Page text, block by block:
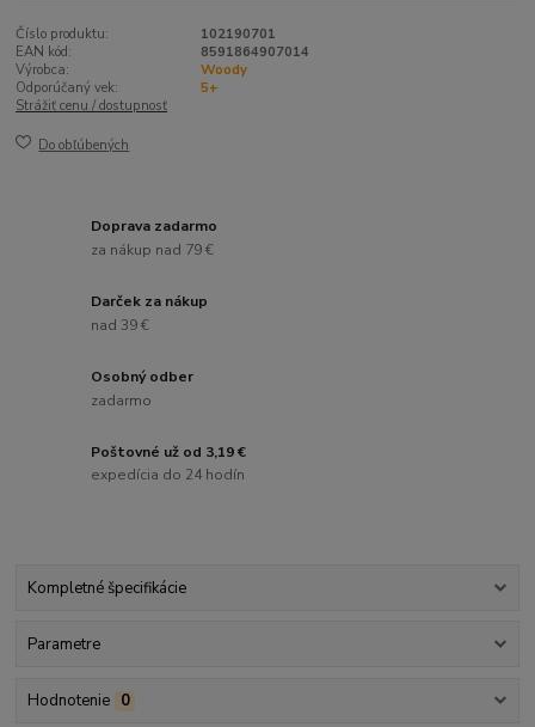
Číslo produktu:
102190701
EAN kód:
8591864907014
Výrobca:
Woody
Odporúčaný vek:
5+
Strážiť cenu / dostupnosť
Do obľúbených
Doprava zadarmo
za nákup nad 79 €
Darček za nákup
nad 39 €
Osobný odber
zadarmo
Poštovné už od 3,19 €
expedícia do 24 hodín
Kompletné špecifikácie
Parametre
Hodnotenie 0